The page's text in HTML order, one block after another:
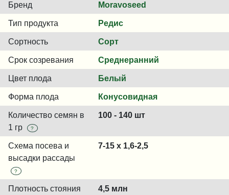
Бренд Moravoseed
Тип продукта Редис
Сортность Сорт
Срок созревания Среднеранний
Цвет плода Белый
Форма плода Конусовидная
Количество семян в
1 гр
?
100 - 140 шт
Схема посева и
высадки рассады
?
7-15 x 1,6-2,5
Плотность стояния 4,5 млн